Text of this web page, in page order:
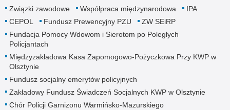
Związki zawodowe Współpraca międzynarodowa
IPA
CEPOL
Fundusz Prewencyjny PZU
ZW SEiRP
Fundacja Pomocy Wdowom i Sierotom po Poległych
Policjantach
Międzyzakładowa Kasa Zapomogowo-Pożyczkowa Przy KWP w
Olsztynie
Fundusz socjalny emerytów policyjnych
Zakładowy Fundusz Świadczeń Socjalnych KWP w Olsztynie
Chór Policji Garnizonu Warmińsko-Mazurskiego